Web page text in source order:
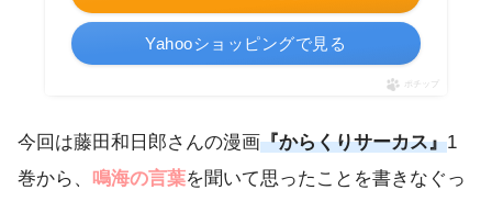
Yahooショッピングで見る
ポチップ
今回は藤田和日郎さんの漫画『からくりサーカス』1
巻から、 鳴海の言葉を聞いて思ったことを書きなぐっ